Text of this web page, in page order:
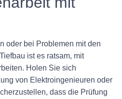
oder bei Problemen mit den
ist es ratsam, mit
Holen Sie sich
von Elektroingenieuren oder
dass die Prüfung